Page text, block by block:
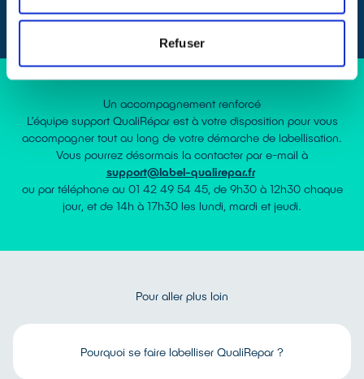
Refuser
A terme, les audits de suivi
Un accompagnement renforcé
L’équipe support QualiRépar est à votre disposition pour vous
accompagner tout au long de votre démarche de labellisation.
Vous pourrez désormais la contacter par e-mail à
support@label-qualirepar.fr
ou par téléphone au 01 42 49 54 45, de 9h30 à 12h30 chaque
jour, et de 14h à 17h30 les lundi, mardi et jeudi.
Pour aller plus loin
Pourquoi se faire labelliser QualiRepar ?